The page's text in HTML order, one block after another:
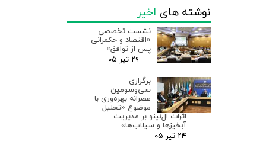
نوشته های اخیر
نشست تخصصی
«اقتصاد و حکمرانی
پس از توافق»
۲۹ تیر ۰۵
برگزاری
سی‌وسومین
عصرانه بهره‌وری با
موضوع «تحلیل
اثرات ال‌نینو بر مدیریت
آبخیزها و سیلاب‌ها»
۲۴ تیر ۰۵